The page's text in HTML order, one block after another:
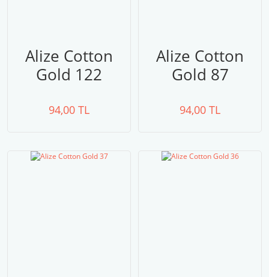
Alize Cotton
Gold 122
94,00 TL
Alize Cotton
Gold 87
94,00 TL